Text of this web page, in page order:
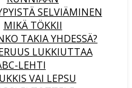
SELVIÄMINEN
MIKÄ TÖKKII
TAKIA YHDESSÄ?
LUKKIUTTAA
LEHTI
VAI LEPSU